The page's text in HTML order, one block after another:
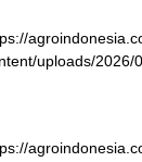
uploads/2026/